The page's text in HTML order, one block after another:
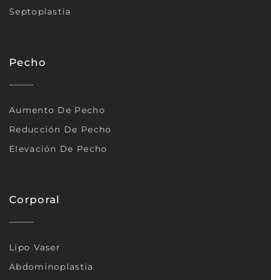
Septoplastia
Pecho
Aumento De Pecho
Reducción De Pecho
Elevación De Pecho
Corporal
Lipo Vaser
Abdominoplastia